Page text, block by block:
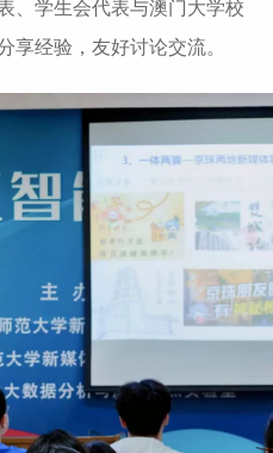
、学生会代表与澳门大学校
享经验，友好讨论交流。